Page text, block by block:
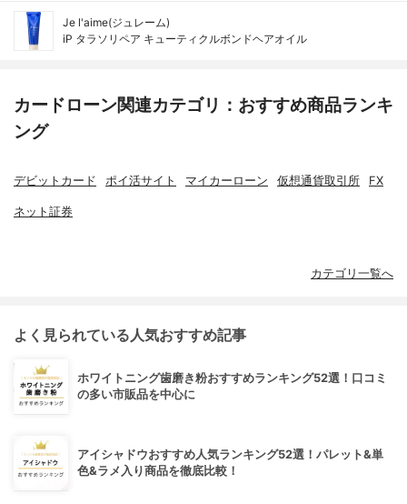
Je l'aime(ジュレーム)
iP タラソリペア キューティクルボンドヘアオイル
カードローン関連カテゴリ：おすすめ商品ランキ
ング
デビットカード ポイ活サイト マイカーローン 仮想通貨取引所 FX
ネット証券
カテゴリ一覧へ
よく見られている人気おすすめ記事
ホワイトニング歯磨き粉おすすめランキング52選！口コミ
の多い市販品を中心に
アイシャドウおすすめ人気ランキング52選！パレット&単
色&ラメ入り商品を徹底比較！